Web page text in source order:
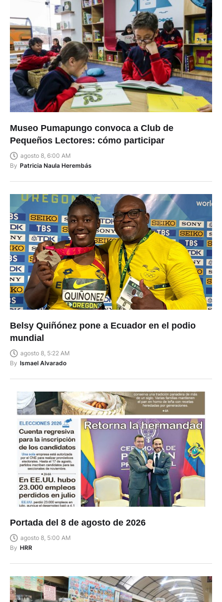
Museo Pumapungo convoca a Club de
Pequeños Lectores: cómo participar
agosto 8, 6:00 AM
By Patricia Naula Herembás
Belsy Quiñónez pone a Ecuador en el podio
mundial
agosto 8, 5:22 AM
By Ismael Alvarado
Portada del 8 de agosto de 2026
agosto 8, 5:00 AM
By HRR